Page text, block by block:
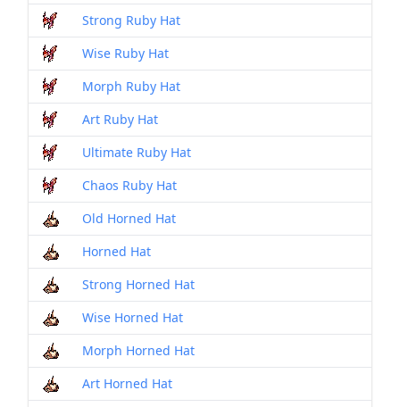
Strong Ruby Hat
Wise Ruby Hat
Morph Ruby Hat
Art Ruby Hat
Ultimate Ruby Hat
Chaos Ruby Hat
Old Horned Hat
Horned Hat
Strong Horned Hat
Wise Horned Hat
Morph Horned Hat
Art Horned Hat